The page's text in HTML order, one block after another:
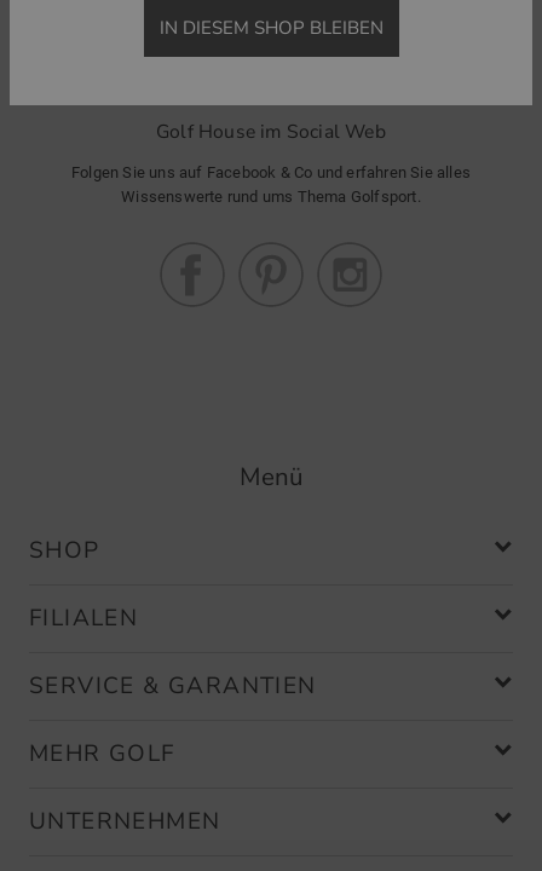
Golf House im Social Web
Folgen Sie uns auf Facebook & Co und erfahren Sie alles
Wissenswerte rund ums Thema Golfsport.
Menü
SHOP
FILIALEN
SERVICE & GARANTIEN
MEHR GOLF
UNTERNEHMEN
IN DIESEM SHOP BLEIBEN